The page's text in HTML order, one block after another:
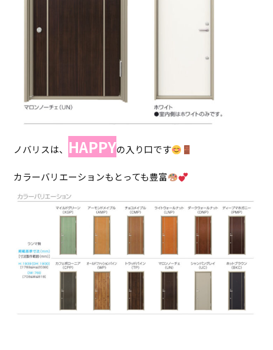
ノバリスは、 HAPPYの入り口です
カラーバリエーションもとっても豊富